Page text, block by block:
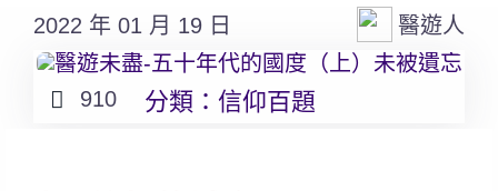
課程報名
Search
2022 年 01 月 19 日 醫遊人
910 分類：信仰百題